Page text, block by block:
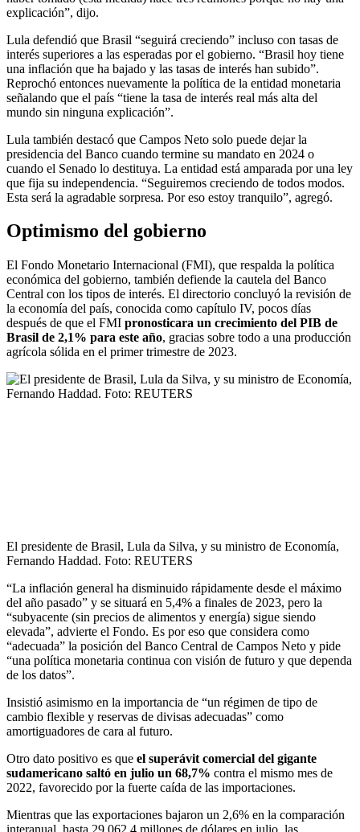
explicación”, dijo.
Lula defendió que Brasil “seguirá creciendo” incluso con tasas de
interés superiores a las esperadas por el gobierno. “Brasil hoy tiene
una inflación que ha bajado y las tasas de interés han subido”.
Reprochó entonces nuevamente la política de la entidad monetaria
señalando que el país “tiene la tasa de interés real más alta del
mundo sin ninguna explicación”.
Lula también destacó que Campos Neto solo puede dejar la
presidencia del Banco cuando termine su mandato en 2024 o
cuando el Senado lo destituya. La entidad está amparada por una ley
que fija su independencia. “Seguiremos creciendo de todos modos.
Esta será la agradable sorpresa. Por eso estoy tranquilo”, agregó.
Optimismo del gobierno
El Fondo Monetario Internacional (FMI), que respalda la política
económica del gobierno, también defiende la cautela del Banco
Central con los tipos de interés. El directorio concluyó la revisión de
la economía del país, conocida como capítulo IV, pocos días
después de que el FMI pronosticara un crecimiento del PIB de
Brasil de 2,1% para este año, gracias sobre todo a una producción
agrícola sólida en el primer trimestre de 2023.
El presidente de Brasil, Lula da Silva, y su ministro de Economía,
Fernando Haddad. Foto: REUTERS
“La inflación general ha disminuido rápidamente desde el máximo
del año pasado” y se situará en 5,4% a finales de 2023, pero la
“subyacente (sin precios de alimentos y energía) sigue siendo
elevada”, advierte el Fondo. Es por eso que considera como
“adecuada” la posición del Banco Central de Campos Neto y pide
“una política monetaria continua con visión de futuro y que dependa
de los datos”.
Insistió asimismo en la importancia de “un régimen de tipo de
cambio flexible y reservas de divisas adecuadas” como
amortiguadores de cara al futuro.
Otro dato positivo es que el superávit comercial del gigante
sudamericano saltó en julio un 68,7% contra el mismo mes de
2022, favorecido por la fuerte caída de las importaciones.
Mientras que las exportaciones bajaron un 2,6% en la comparación